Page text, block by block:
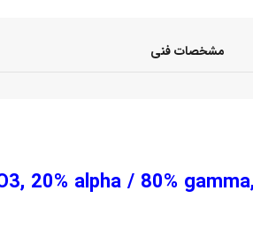
مشخصات فنی
20% alpha / 80%